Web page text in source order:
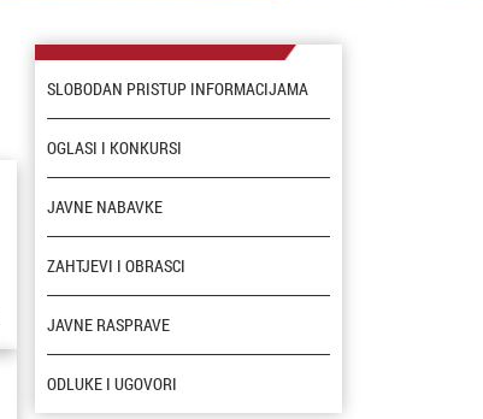
SLOBODAN PRISTUP INFORMACIJAMA
OGLASI I KONKURSI
JAVNE NABAVKE
ZAHTJEVI I OBRASCI
JAVNE RASPRAVE
ODLUKE I UGOVORI